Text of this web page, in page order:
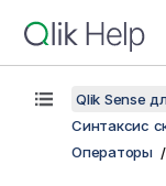
Qlik Sense
Синтаксис
Операторы